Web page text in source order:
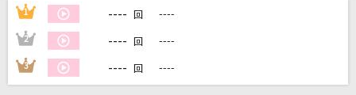
自宅でカラオケ歌い放題！
家族や友達と一緒に！練習にも！
1 ---- 回 ----
2 ---- 回 ----
3 ---- 回 ----